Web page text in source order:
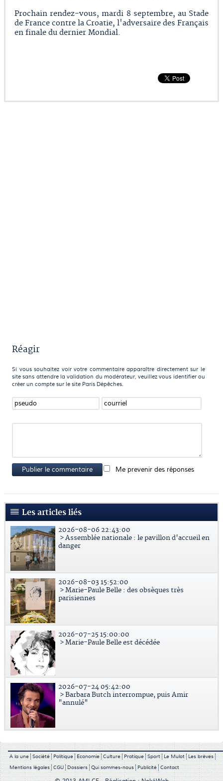
Prochain rendez-vous, mardi 8 septembre, au Stade
de France contre la Croatie, l'adversaire des Français
en finale du dernier Mondial.
Réagir
Si vous souhaitez voir votre commentaire apparaître directement sur le
site sans attendre la validation du modérateur, veuillez vous identifier ou
créer un compte sur le site Paris Dépêches.
Publier le commentaire Me prevenir des réponses
Les articles liés
2026-08-06 22:43:00
> Assemblée nationale : le pavillon d'accueil en
danger
2026-08-03 15:52:00
> Marie-Paule Belle : des obsèques très
parisiennes
2026-07-25 15:00:00
> Marie-Paule Belle est décédée
2026-07-24 05:42:00
> Barbara Butch interrompue, puis Amir
"annulé"
A la une Société Politique Economie Culture Pratique Sport Le Mulot
Les brèves
Mentions légales CGU Dossiers Qui sommes-nous Publicité Contact